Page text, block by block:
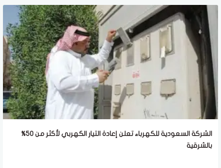
الشركة السعودية للكهرباء تعلن إعادة التيار الكهربي لأكثر من 50%
بالشرقية